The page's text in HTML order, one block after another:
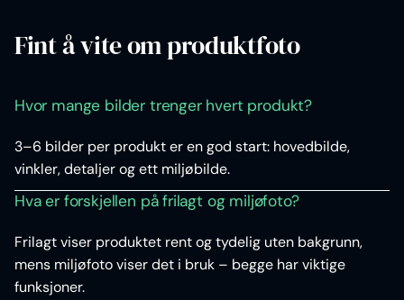
Fint å vite om produktfoto
Hvor mange bilder trenger hvert produkt?
3–6 bilder per produkt er en god start: hovedbilde,
vinkler, detaljer og ett miljøbilde.
Hva er forskjellen på frilagt og miljøfoto?
Frilagt viser produktet rent og tydelig uten bakgrunn,
mens miljøfoto viser det i bruk – begge har viktige
funksjoner.